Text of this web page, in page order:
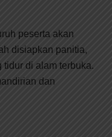
peserta akan
disiapkan panitia,
di alam terbuka.
dan